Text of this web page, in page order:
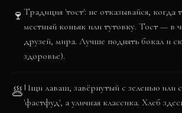
🍷 Традиция 'тост': не отказывайся, когда
местный коньяк или тутовку. Тост — в
друзей, мира. Лучше поднять бокал и
здоровье).
🥟Ищи лаваш, завёрнутый с зеленью или
'фастфуд', а уличная классика. Хлеб